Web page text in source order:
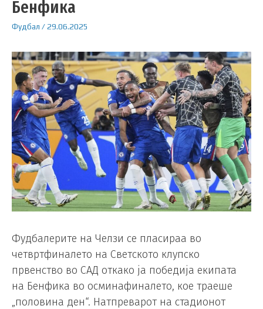
Бенфика
Фудбал /29.06.2025
Фудбалерите на Челзи се пласираа во
четвртфиналето на Светското клупско
првенство во САД откако ја победија екипата
на Бенфика во осминафиналето, кое траеше
„половина ден“. Натпреварот на стадионот